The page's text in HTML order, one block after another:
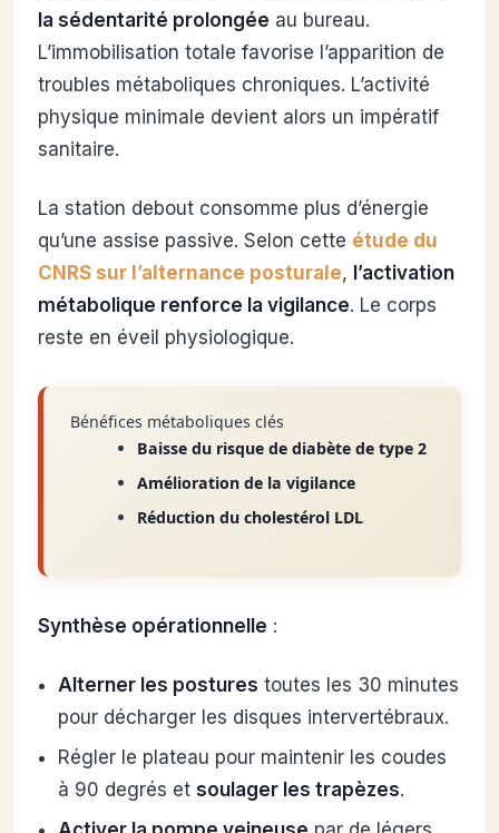
la sédentarité prolongée au bureau.
L’immobilisation totale favorise l’apparition de
troubles métaboliques chroniques. L’activité
physique minimale devient alors un impératif
sanitaire.
La station debout consomme plus d’énergie
qu’une assise passive. Selon cette étude du
CNRS sur l’alternance posturale, l’activation
métabolique renforce la vigilance. Le corps
reste en éveil physiologique.
Bénéfices métaboliques clés
Baisse du risque de diabète de type 2
Amélioration de la vigilance
Réduction du cholestérol LDL
Synthèse opérationnelle :
Alterner les postures toutes les 30 minutes
pour décharger les disques intervertébraux.
Régler le plateau pour maintenir les coudes
à 90 degrés et soulager les trapèzes.